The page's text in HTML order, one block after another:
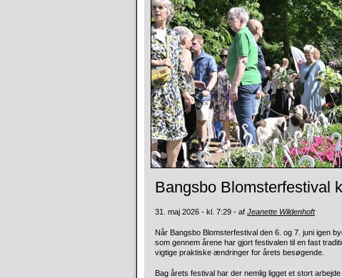
Bangsbo Blomsterfestival
31. maj 2026 - kl. 7:29 - af Jeanette Wildenhoft
Når Bangsbo Blomsterfestival den 6. og 7. juni igen
som gennem årene har gjort festivalen til en fast
vigtige praktiske ændringer for årets besøgende.
Bag årets festival har der nemlig ligget et stort